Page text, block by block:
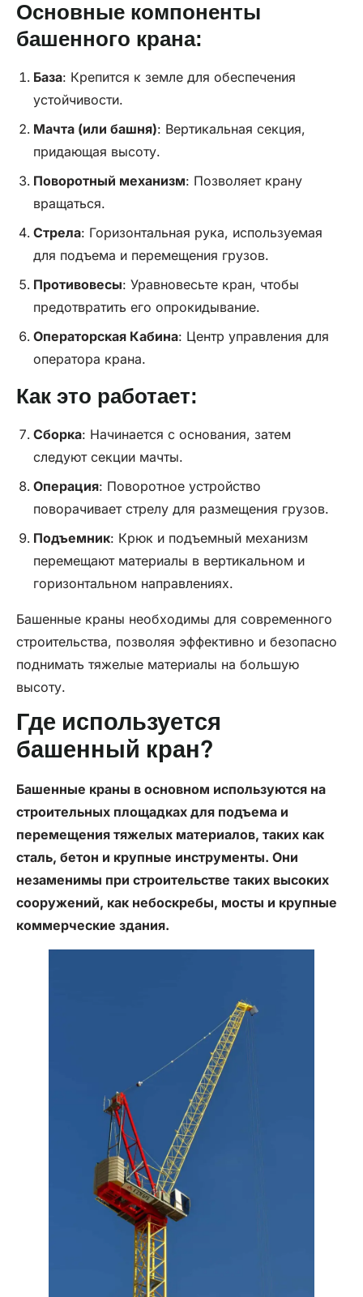
Основные компоненты
башенного крана:
База: Крепится к земле для обеспечения
устойчивости.
Мачта (или башня): Вертикальная секция,
придающая высоту.
Поворотный механизм: Позволяет крану
вращаться.
Стрела: Горизонтальная рука, используемая
для подъема и перемещения грузов.
Противовесы: Уравновесьте кран, чтобы
предотвратить его опрокидывание.
Операторская Кабина: Центр управления для
оператора крана.
Как это работает:
Сборка: Начинается с основания, затем
следуют секции мачты.
Операция: Поворотное устройство
поворачивает стрелу для размещения грузов.
Подъемник: Крюк и подъемный механизм
перемещают материалы в вертикальном и
горизонтальном направлениях.
Башенные краны необходимы для современного
строительства, позволяя эффективно и безопасно
поднимать тяжелые материалы на большую
высоту.
Где используется
башенный кран?
Башенные краны в основном используются на
строительных площадках для подъема и
перемещения тяжелых материалов, таких как
сталь, бетон и крупные инструменты. Они
незаменимы при строительстве таких высоких
сооружений, как небоскребы, мосты и крупные
коммерческие здания.